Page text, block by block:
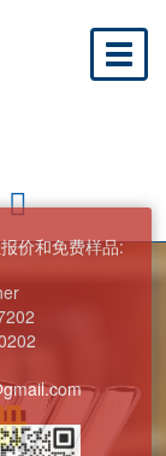
价和免费样品: